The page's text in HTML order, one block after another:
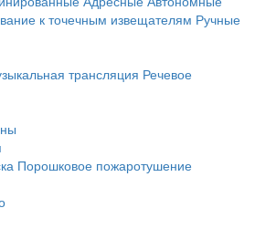
к точечным извещателям Ручные
трансляция Речевое
Порошковое пожаротушение